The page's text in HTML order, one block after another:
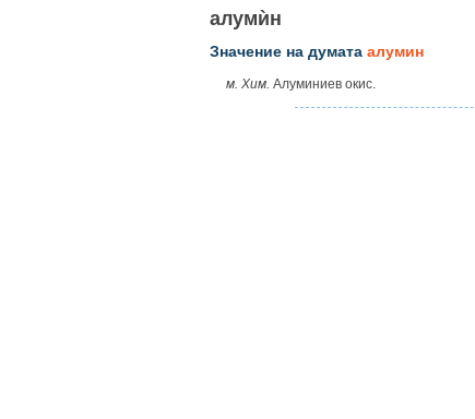
алумѝн
Значение на думата алумин
м. Хим. Алуминиев окис.